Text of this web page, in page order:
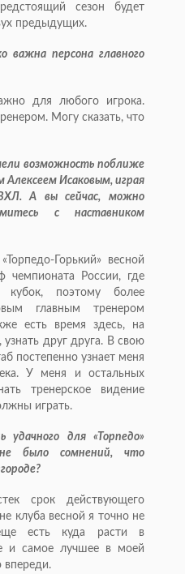
сезон будет
предыдущих.
важна персона главного
для любого игрока.
Могу сказать, что
возможность поближе
Алексеем Исаковым, играя
ВХЛ. А вы сейчас, можно
с наставником
Горький» весной
чемпионата России, где
кубок, поэтому более
главным тренером
есть время здесь, на
узнать друг друга. В свою
постепенно узнает меня
У меня и остальных
тренерское видение
играть.
для «Торпедо»
было сомнений, что
срок действующего
клуба весной я точно не
есть куда расти в
и самое лучшее в моей
впереди.